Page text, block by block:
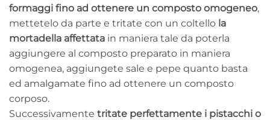
formaggi fino ad ottenere un composto omogeneo,
mettetelo da parte e tritate con un coltello la
mortadella affettata in maniera tale da poterla
aggiungere al composto preparato in maniera
omogenea, aggiungete sale e pepe quanto basta
ed amalgamate fino ad ottenere un composto
corposo.
Successivamente tritate perfettamente i pistacchi o